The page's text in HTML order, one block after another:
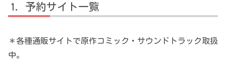
予約サイト一覧
＊各種通販サイトで原作コミック・サウンドトラック取扱
中。